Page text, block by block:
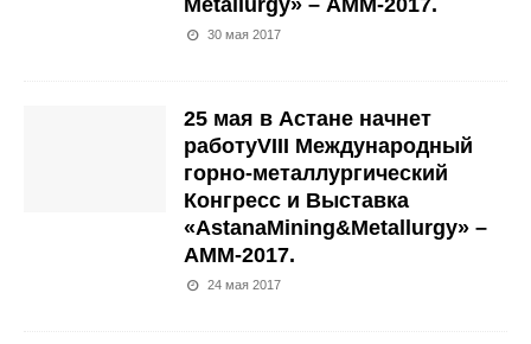
Metallurgy» – АММ-2017.
30 мая 2017
25 мая в Астане начнет
работуVIII Международный
горно-металлургический
Конгресс и Выставка
«AstanaMining&Metallurgy» –
АММ-2017.
24 мая 2017